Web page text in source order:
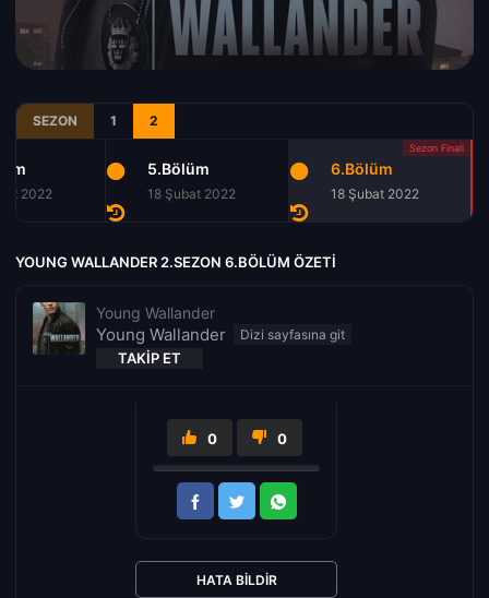
SEZON 1 2
2022
5.Bölüm
18 Şubat 2022
6.Bölüm
18 Şubat 2022
YOUNG WALLANDER 2.SEZON 6.BÖLÜM ÖZETI
Young Wallander
Young Wallander
TAKIP ET
0 0
HATA BILDIR